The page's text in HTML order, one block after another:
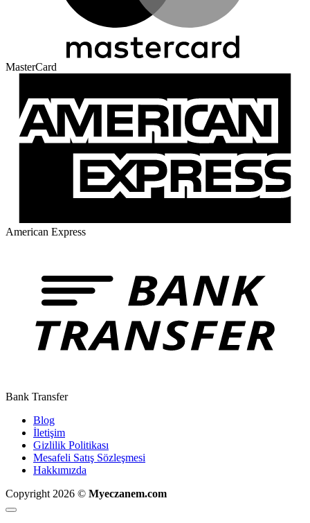
MasterCard
American Express
Bank Transfer
Blog
İletişim
Gizlilik Politikası
Mesafeli Satış Sözleşmesi
Hakkımızda
Copyright 2026 © Myeczanem.com